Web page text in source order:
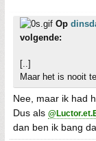
Op
volgende:
[..]
Maar het is nooit
Nee, maar ik had
Dus als
dan ben ik bang